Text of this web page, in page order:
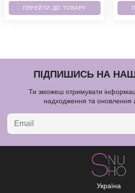
ПЕРЕЙТИ ДО ТОВАРУ
ПІДПИШИСЬ НА
Ти зможеш отримувати
надходження та оновлення
Україна